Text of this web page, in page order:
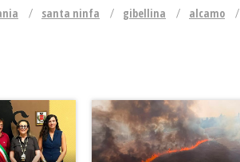
santa ninfa gibellina
alcamo